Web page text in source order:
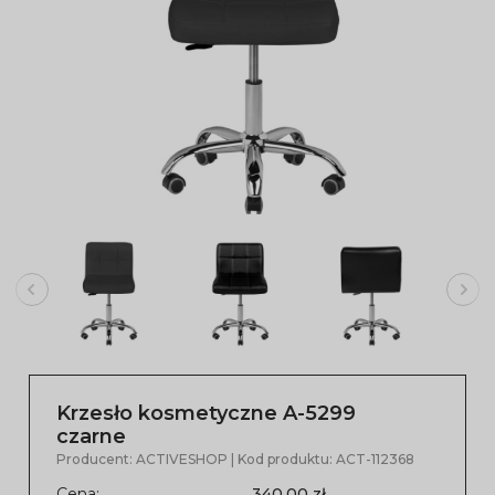
Krzesło kosmetyczne A-5299
czarne
Producent: ACTIVESHOP | Kod produktu: ACT-112368